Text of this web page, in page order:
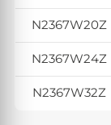
N2367W20Z
N2367W24Z
N2367W32Z